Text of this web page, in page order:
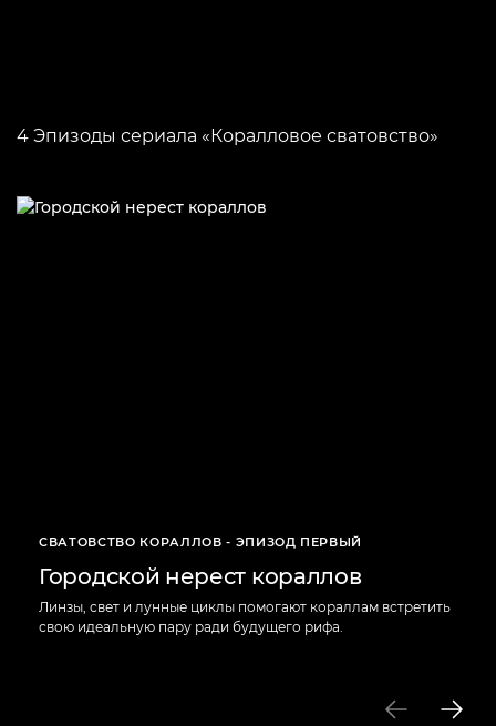
4 Эпизоды сериала «Коралловое сватовство»
СВАТОВСТВО КОРАЛЛОВ - ЭПИЗОД ПЕРВЫЙ
Городской нерест кораллов
Линзы, свет и лунные циклы помогают кораллам встретить
свою идеальную пару ради будущего рифа.